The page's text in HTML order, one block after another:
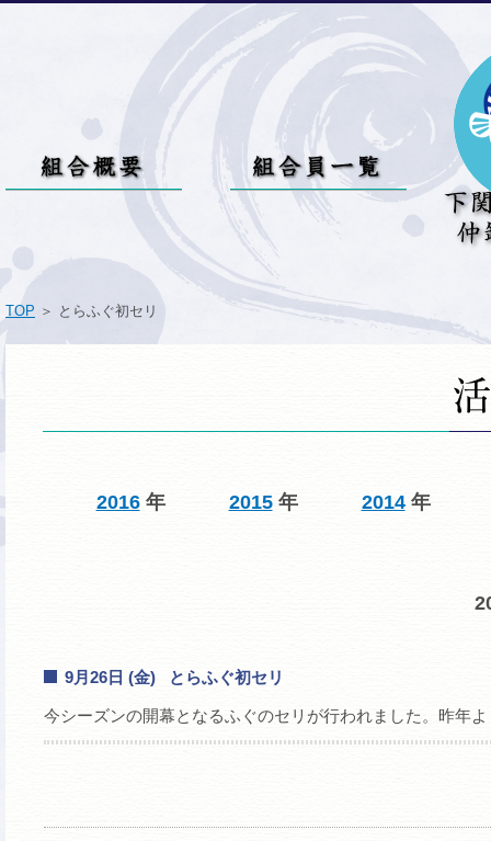
TOP ＞ とらふぐ初セリ
2016年 2015年 2014年
9月26日 (金) とらふぐ初セリ
今シーズンの開幕となるふぐのセリが行われました。昨年